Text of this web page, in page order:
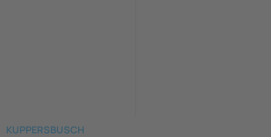
KUPPERSBUSCH